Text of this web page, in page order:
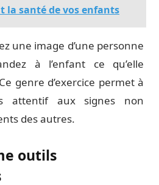
la santé de vos enfants
une image d’une personne
à l’enfant ce qu’elle
genre d’exercice permet à
attentif aux signes non
des autres.
outils